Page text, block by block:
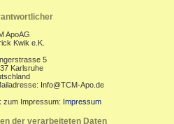
ApoAG
Kwik e.K.
5
Karlsruhe
Info@TCM-Apo.de
zum Impressum: Impressum
der verarbeiteten Daten